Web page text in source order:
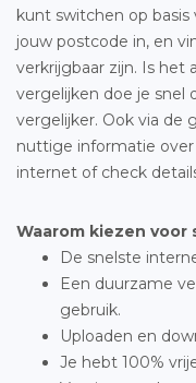
kunt switchen op
jouw postcode in, en
verkrijgbaar zijn. Is het
vergelijken doe je snel
vergelijker. Ook via de
nuttige informatie
internet of check
Waarom kiezen
De snelste
Een duurzame
gebruik.
Uploaden en
Je hebt 100%